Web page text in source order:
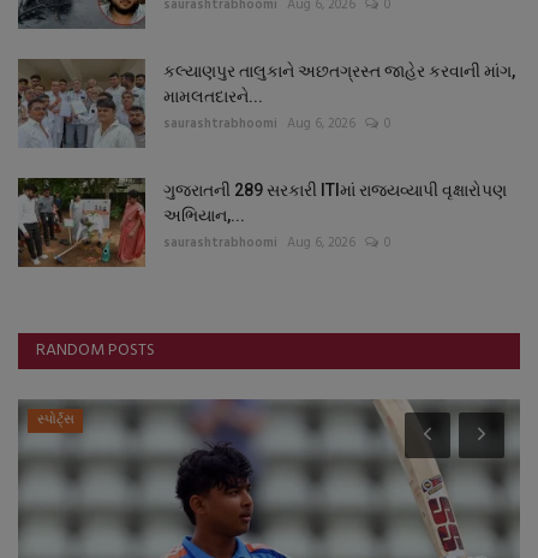
saurashtrabhoomi Aug 6, 2026 0
કલ્યાણપુર તાલુકાને અછતગ્રસ્ત જાહેર કરવાની માંગ,
મામલતદારને...
saurashtrabhoomi Aug 6, 2026 0
ગુજરાતની 289 સરકારી ITIમાં રાજ્યવ્યાપી વૃક્ષારોપણ
અભિયાન,...
saurashtrabhoomi Aug 6, 2026 0
RANDOM POSTS
સ્પોર્ટ્સ